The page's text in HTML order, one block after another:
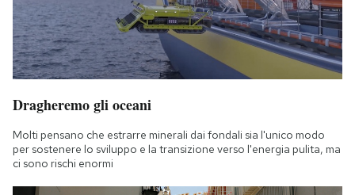
Dragheremo gli oceani
Molti pensano che estrarre minerali dai fondali sia l'unico modo
per sostenere lo sviluppo e la transizione verso l'energia pulita, ma
ci sono rischi enormi